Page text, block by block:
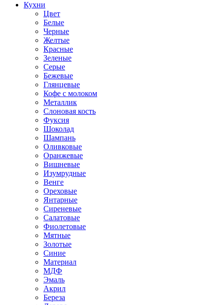
Кухни
Цвет
Белые
Черные
Желтые
Красные
Зеленые
Серые
Бежевые
Глянцевые
Кофе с молоком
Металлик
Слоновая кость
Фуксия
Шоколад
Шампань
Оливковые
Оранжевые
Вишневые
Изумрудные
Венге
Ореховые
Янтарные
Сиреневые
Салатовые
Фиолетовые
Мятные
Золотые
Синие
Материал
МДФ
Эмаль
Акрил
Береза